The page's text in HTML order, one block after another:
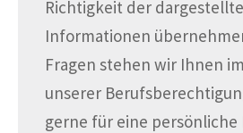
Richtigkeit der
Informationen
Fragen stehen wir Ihnen
unserer
gerne für eine persönliche